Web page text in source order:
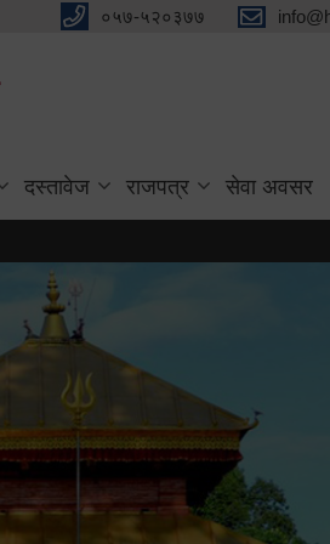
०५७-५२०३७७
दस्तावेज राजपत्र सेवा अवसर